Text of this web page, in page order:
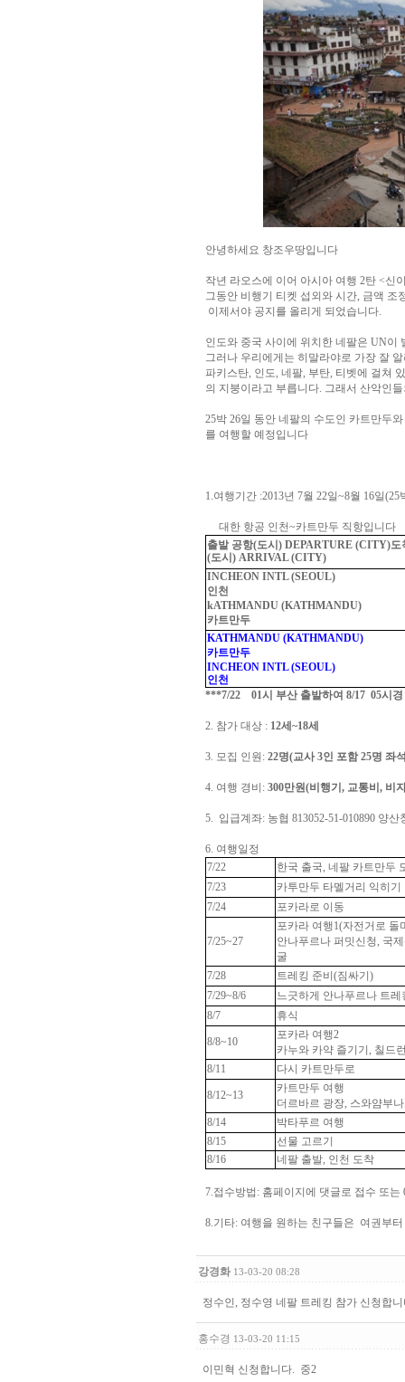
안녕하세요 창조우땅입니다
작년 라오스에 이어 아시아 여행 2탄 <신
그동안 비행기 티켓 섭외와 시간, 금액 조
이제서야 공지를 올리게 되었습니다.
인도와 중국 사이에 위치한 네팔은 UN이
그러나 우리에게는 히말라야로 가장 잘
파키스탄, 인도, 네팔, 부탄, 티벳에 걸쳐
의 지붕이라고 부릅니다. 그래서 산악인
25박 26일 동안 네팔의 수도인 카트만두
를 여행할 예정입니다
1.여행기간 :2013년 7월 22일~8월 16일(25
대한 항공 인천~카트만두 직항입니다
출발 공항(도시) DEPARTURE (CITY)도
(도시) ARRIVAL (CITY)
INCHEON INTL (SEOUL)
인천
kATHMANDU (KATHMANDU)
카트만두
KATHMANDU (KATHMANDU)
카트만두
INCHEON INTL (SEOUL)
인천
***7/22 01시 부산 출발하여 8/17 05시
2. 참가 대상 : 12세~18세
3. 모집 인원 : 22명(교사 3인 포함 25명 좌
4. 여행 경비 : 300만원(비행기, 교통비, 비
5. 입급계좌: 농협 813052-51-010890 양
6. 여행일정
7/22
한국 출국, 네팔 카트만두
7/23
카투만두 타멜거리 익히기
7/24
포카라로 이동
7/25~27
포카라 여행1(자전거로 돌
안나푸르나 퍼밋신청, 국
굴
7/28
트레킹 준비(짐싸기)
7/29~8/6
느긋하게 안나푸르나 트레
8/7
휴식
8/8~10
포카라 여행2
카누와 카약 즐기기, 칠드
8/11
다시 카트만두로
8/12~13
카트만두 여행
더르바르 광장, 스와얌부
8/14
박타푸르 여행
8/15
선물 고르기
8/16
네팔 출발, 인천 도착
7.접수방법: 홈페이지에 댓글로 접수 또는
8.기타: 여행을 원하는 친구들은 여권부
강경화 13-03-20 08:28
정수인, 정수영 네팔 트레킹 참가 신청합
홍수경 13-03-20 11:15
이민혁 신청합니다. 중2